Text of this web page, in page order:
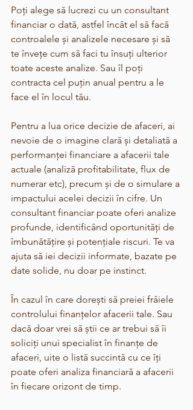
Poți alege să lucrezi cu un consultant
financiar o dată, astfel încât el să facă
controalele și analizele necesare și să
te învețe cum să faci tu însuți ulterior
toate aceste analize. Sau îl poți
contracta cel puțin anual pentru a le
face el în locul tău.
Pentru a lua orice decizie de afaceri, ai
nevoie de o imagine clară și detaliată a
performanței financiare a afacerii tale
actuale (analiză profitabilitate, flux de
numerar etc), precum și de o simulare a
impactului acelei decizii în cifre. Un
consultant financiar poate oferi analize
profunde, identificând oportunități de
îmbunătățire și potențiale riscuri. Te va
ajuta să iei decizii informate, bazate pe
date solide, nu doar pe instinct.
În cazul în care dorești să preiei frâiele
controlului finanțelor afacerii tale. Sau
dacă doar vrei să știi ce ar trebui să îi
soliciți unui specialist în finanțe de
afaceri, uite o listă succintă cu ce îți
poate oferi analiza financiară a afacerii
în fiecare orizont de timp.